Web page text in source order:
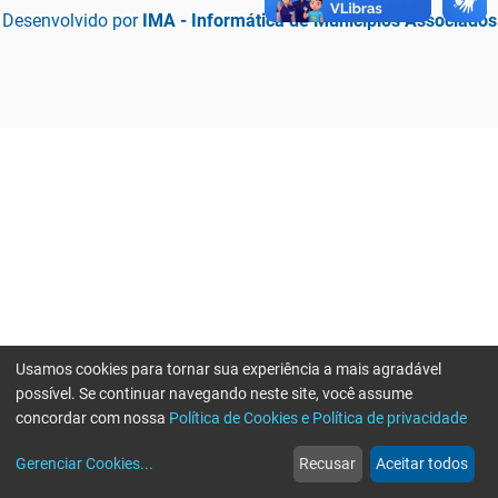
Desenvolvido por IMA - Informática de Municípios Associados
web
Notícias
more_horiz
Mais
Usamos cookies para tornar sua experiência a mais agradável
possível. Se continuar navegando neste site, você assume
concordar com nossa Política de Cookies e Política de privacidade
Gerenciar Cookies... Recusar Aceitar todos
Erro ao enviar informações, por favor tente novamente